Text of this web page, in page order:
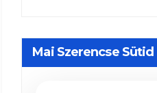
Mai Szerencse Sütid